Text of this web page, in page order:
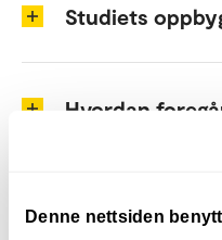
Denne nettsiden
Studiets
Hvordan